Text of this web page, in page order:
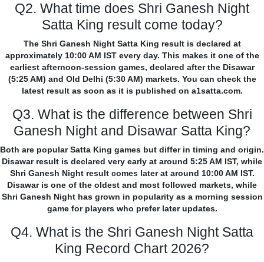
Q2. What time does Shri Ganesh Night
Satta King result come today?
The Shri Ganesh Night Satta King result is declared at
approximately 10:00 AM IST every day. This makes it one of the
earliest afternoon-session games, declared after the Disawar
(5:25 AM) and Old Delhi (5:30 AM) markets. You can check the
latest result as soon as it is published on a1satta.com.
Q3. What is the difference between Shri
Ganesh Night and Disawar Satta King?
Both are popular Satta King games but differ in timing and origin.
Disawar result is declared very early at around 5:25 AM IST, while
Shri Ganesh Night result comes later at around 10:00 AM IST.
Disawar is one of the oldest and most followed markets, while
Shri Ganesh Night has grown in popularity as a morning session
game for players who prefer later updates.
Q4. What is the Shri Ganesh Night Satta
King Record Chart 2026?